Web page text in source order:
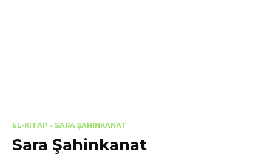
EL-KITAP » SARA ŞAHINKANAT
Sara Şahinkanat